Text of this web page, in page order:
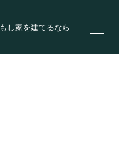
もし家を建てるなら